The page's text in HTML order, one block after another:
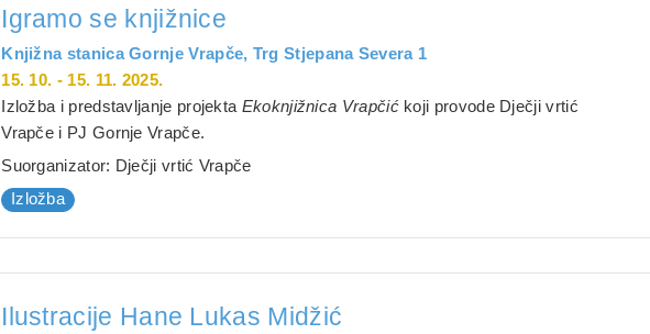
Igramo se knjižnice
Knjižna stanica Gornje Vrapče, Trg Stjepana Severa 1
15. 10. - 15. 11. 2025.
Izložba i predstavljanje projekta Ekoknjižnica Vrapčićkoji provode Dječji vrtić
Vrapče i PJ Gornje Vrapče.
Suorganizator: Dječji vrtić Vrapče
Izložba
Ilustracije Hane Lukas Midžić